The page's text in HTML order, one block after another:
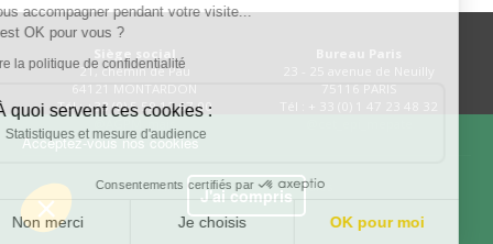
21, chemin de Pau
64121 MONTARDON
Tél : +33 (0) 5 59 12 67 00
75116 PARIS
Plan du site Mentions légales
Acceptez-vous nos cookies
J'ai compris
vous accompagner pendant votre visite...
C'est OK pour vous ?
Lire la politique de confidentialité
À quoi servent ces cookies :
Statistiques et mesure d'audience
Consentements certifiés par
Non merci Je choisis OK pour moi